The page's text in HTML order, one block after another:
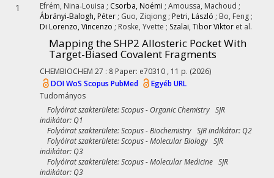
1 Efrém, Nina‐Louisa ; Csorba, Noémi ; Amoussa, Machoud ;
Ábrányi‐Balogh, Péter ; Guo, Ziqiong ; Petri, László ; Bo, Feng ;
Di Lorenzo, Vincenzo ; Roske, Yvette ; Szalai, Tibor Viktor et al.
Mapping the SHP2 Allosteric Pocket With
Target-Biased Covalent Fragments
CHEMBIOCHEM 27 : 8 Paper: e70310 , 11 p. (2026)
DOIWoS Scopus PubMed
Egyéb URL
Tudományos
Folyóirat szakterülete: Scopus - Organic Chemistry SJR
indikátor: Q1
Folyóirat szakterülete: Scopus - Biochemistry SJR indikátor: Q2
Folyóirat szakterülete: Scopus - Molecular Biology SJR
indikátor: Q3
Folyóirat szakterülete: Scopus - Molecular Medicine SJR
indikátor: Q3